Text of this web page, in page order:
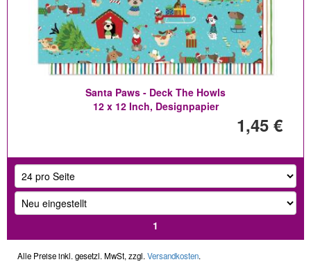
Santa Paws - Deck The Howls
12 x 12 Inch, Designpapier
1,45 €
1
Alle Preise inkl. gesetzl. MwSt, zzgl. Versandkosten.